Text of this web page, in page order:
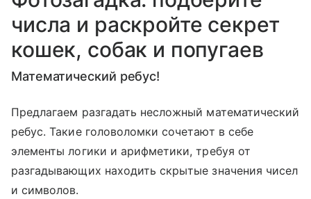
числа и раскройте секрет
кошек, собак и попугаев
Математический ребус!
Предлагаем разгадать несложный математический
ребус. Такие головоломки сочетают в себе
элементы логики и арифметики, требуя от
разгадывающих находить скрытые значения чисел
и символов.